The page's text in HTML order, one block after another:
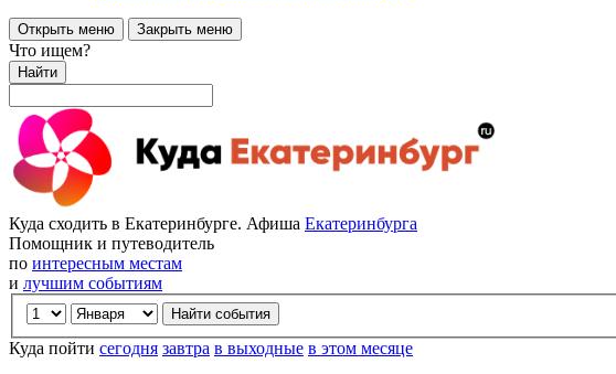
Открыть меню Закрыть меню
Что ищем?
Найти
Куда сходить в Екатеринбурге. Афиша Екатеринбурга
Помощник и путеводитель
по интересным местам
и лучшим событиям
Куда пойти сегодня завтра в выходные в этом месяце